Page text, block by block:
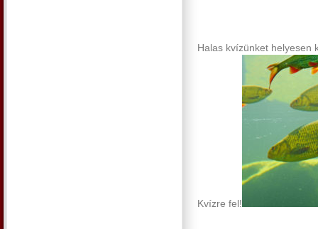
Halas kvízünket helyesen
Kvízre fel!